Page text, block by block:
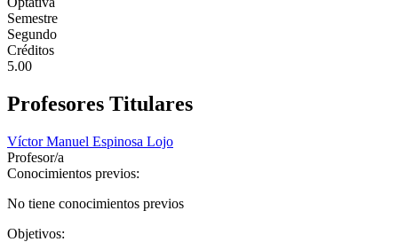
Semestre
Segundo
Créditos
5.00
Profesores Titulares
Víctor Manuel Espinosa Lojo
Profesor/a
Conocimientos previos:
No tiene conocimientos previos
Objetivos: